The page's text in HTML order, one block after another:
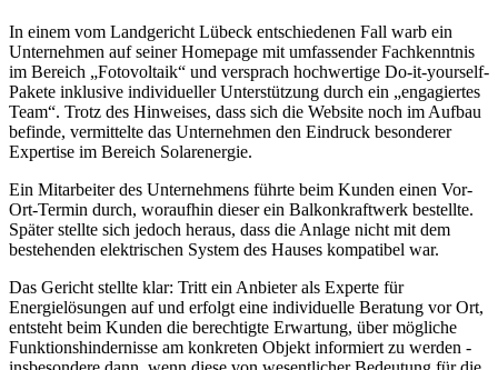
In einem vom Landgericht Lübeck entschiedenen Fall warb ein
Unternehmen auf seiner Homepage mit umfassender Fachkenntnis
im Bereich „Fotovoltaik“ und versprach hochwertige Do-it-yourself-
Pakete inklusive individueller Unterstützung durch ein „engagiertes
Team“. Trotz des Hinweises, dass sich die Website noch im Aufbau
befinde, vermittelte das Unternehmen den Eindruck besonderer
Expertise im Bereich Solarenergie.
Ein Mitarbeiter des Unternehmens führte beim Kunden einen Vor-
Ort-Termin durch, woraufhin dieser ein Balkonkraftwerk bestellte.
Später stellte sich jedoch heraus, dass die Anlage nicht mit dem
bestehenden elektrischen System des Hauses kompatibel war.
Das Gericht stellte klar: Tritt ein Anbieter als Experte für
Energielösungen auf und erfolgt eine individuelle Beratung vor Ort,
entsteht beim Kunden die berechtigte Erwartung, über mögliche
Funktionshindernisse am konkreten Objekt informiert zu werden -